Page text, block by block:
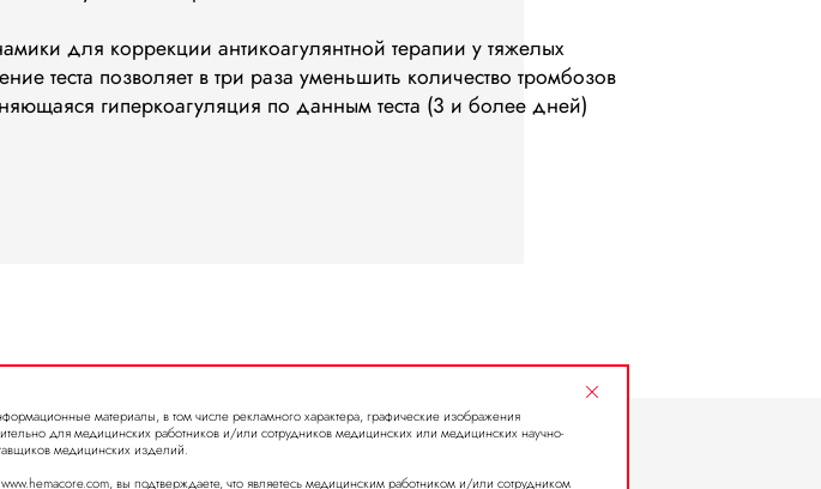
материалы, в том числе рекламного характера, графические изображения
для медицинских работников и/или сотрудников медицинских или медицинских научно-
медицинских изделий.
вы подтверждаете, что являетесь медицинским работником и/или сотрудником
для коррекции антикоагулянтной терапии у тяжелых
теста позволяет в три раза уменьшить количество тромбозов
гиперкоагуляция по данным теста (3 и более дней)
mail@hemacore.com